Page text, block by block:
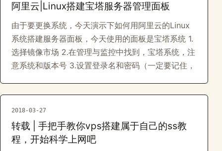
阿里云|Linux搭建宝塔服务器管理面板
由于要更换系统，今天演示下如何用阿里云的Linux
系统搭建服务器面板，今天使用的面板是宝塔系统 1.
选择镜像市场 2.在管理与监控中找到，宝塔系统，注
意系统和版本号 3.设置登录名和密码（一定要记住，
2018-03-27
转载 | 手把手教你vps搭建属于自己的ss教
程，开始科学上网吧